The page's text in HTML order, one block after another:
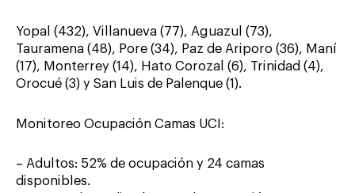
Yopal (432), Villanueva (77), Aguazul (73),
Tauramena (48), Pore (34), Paz de Ariporo (36), Maní
(17), Monterrey (14), Hato Corozal (6), Trinidad (4),
Orocué (3) y San Luis de Palenque (1).
Monitoreo Ocupación Camas UCI:
– Adultos: 52% de ocupación y 24 camas
disponibles.